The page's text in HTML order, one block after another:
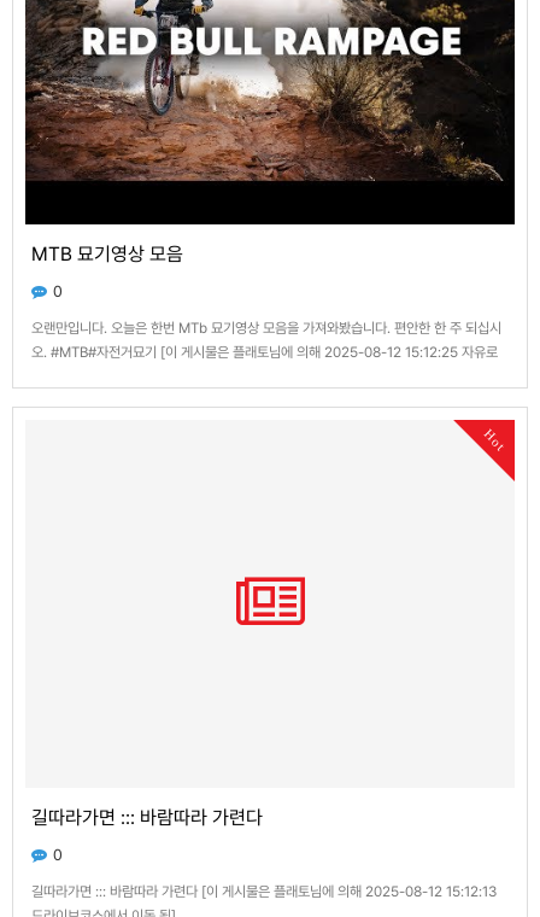
MTB 묘기영상 모음
0
오랜만입니다. 오늘은 한번 MTb 묘기영상 모음을 가져와봤습니다. 편안한 한 주 되십시
오. #MTB#자전거묘기 [이 게시물은 플래토님에 의해 2025-08-12 15:12:25 자유로
Hot
길따라가면 ::: 바람따라 가련다
0
길따라가면 ::: 바람따라 가련다 [이 게시물은 플래토님에 의해 2025-08-12 15:12:13